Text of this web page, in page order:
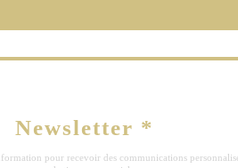
Newsletter *
pour recevoir des communications